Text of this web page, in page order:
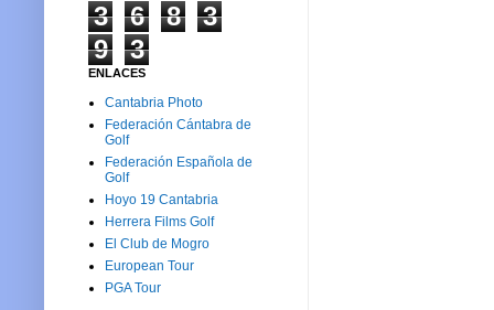
3 6 8
3
9
3
ENLACES
Cantabria Photo
Federación Cántabra de
Golf
Federación Española de
Golf
Hoyo 19 Cantabria
Herrera Films Golf
El Club de Mogro
European Tour
PGA Tour